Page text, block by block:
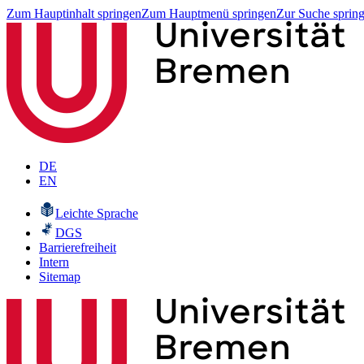
Zum Hauptinhalt springenZum Hauptmenü springenZur Suche
DE
EN
Leichte Sprache
DGS
Barrierefreiheit
Intern
Sitemap